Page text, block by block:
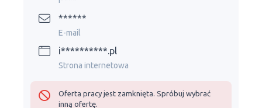
******
E-mail
i**********.pl
Strona internetowa
Oferta pracy jest zamknięta. Spróbuj wybrać
inną ofertę.